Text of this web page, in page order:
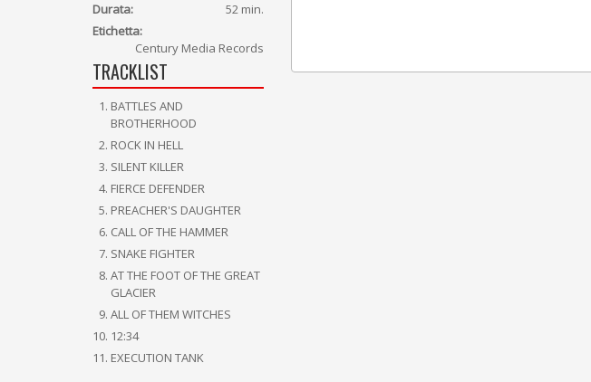
Durata:
52 min.
Etichetta:
Century Media Records
TRACKLIST
BATTLES AND
BROTHERHOOD
ROCK IN HELL
SILENT KILLER
FIERCE DEFENDER
PREACHER'S DAUGHTER
CALL OF THE HAMMER
SNAKE FIGHTER
AT THE FOOT OF THE GREAT
GLACIER
ALL OF THEM WITCHES
12:34
EXECUTION TANK